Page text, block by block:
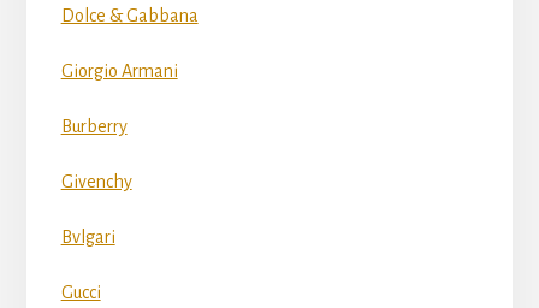
Dolce & Gabbana
Giorgio Armani
Burberry
Givenchy
Bvlgari
Gucci